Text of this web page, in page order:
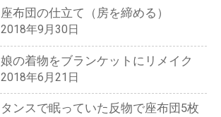
座布団の仕立て（房を締める）
2018年9月30日
娘の着物をブランケットにリメイク
2018年6月21日
タンスで眠っていた反物で座布団5枚